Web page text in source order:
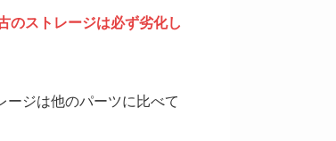
のストレージは必ず劣化し
ージは他のパーツに比べて